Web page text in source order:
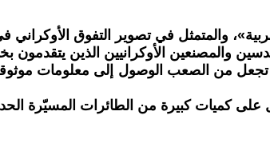
والمتمثل في تصوير التفوق
والمصنعين الأوكرانيين الذين
تجعل من الصعب الوصول إلى معلومات
على كميات كبيرة من الطائرات المسيّرة